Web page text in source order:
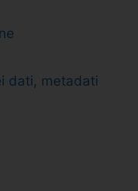
dati, metadati